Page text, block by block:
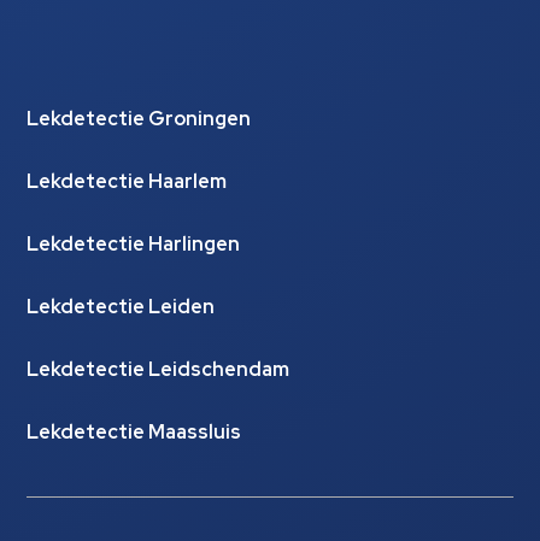
Lekdetectie Groningen
Lekdetectie Haarlem
Lekdetectie Harlingen
Lekdetectie Leiden
Lekdetectie Leidschendam
Lekdetectie Maassluis